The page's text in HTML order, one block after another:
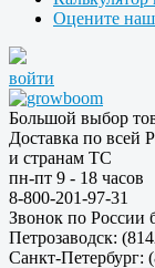
Оцените наш
войти
Большой выбор
Доставка по всей
и странам ТС
пн-пт 9 - 18 часов
8-800-201-97-31
Звонок по России
Петрозаводск:
Санкт-Петербург: